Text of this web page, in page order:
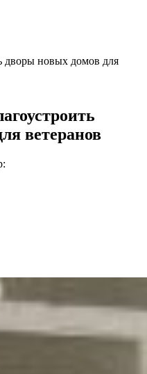
дворы новых домов для
ветеранов